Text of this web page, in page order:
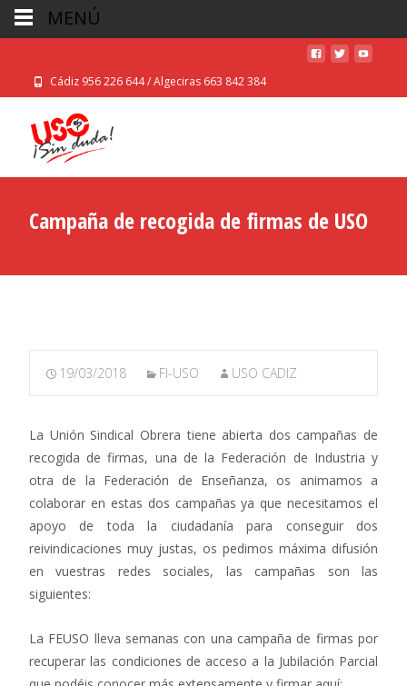
Cádiz 956 226 644 / Algeciras 663 842 384
Campaña de recogida de firmas de USO
19/03/2018 FI-USO USO CADIZ
La Unión Sindical Obrera tiene abierta dos campañas de
recogida de firmas, una de la Federación de Industria y
otra de la Federación de Enseñanza, os animamos a
colaborar en estas dos campañas ya que necesitamos el
apoyo de toda la ciudadanía para conseguir dos
reivindicaciones muy justas, os pedimos máxima difusión
en vuestras redes sociales, las campañas son las
siguientes:
La FEUSO lleva semanas con una campaña de firmas por
recuperar las condiciones de acceso a la Jubilación Parcial
MENÚ